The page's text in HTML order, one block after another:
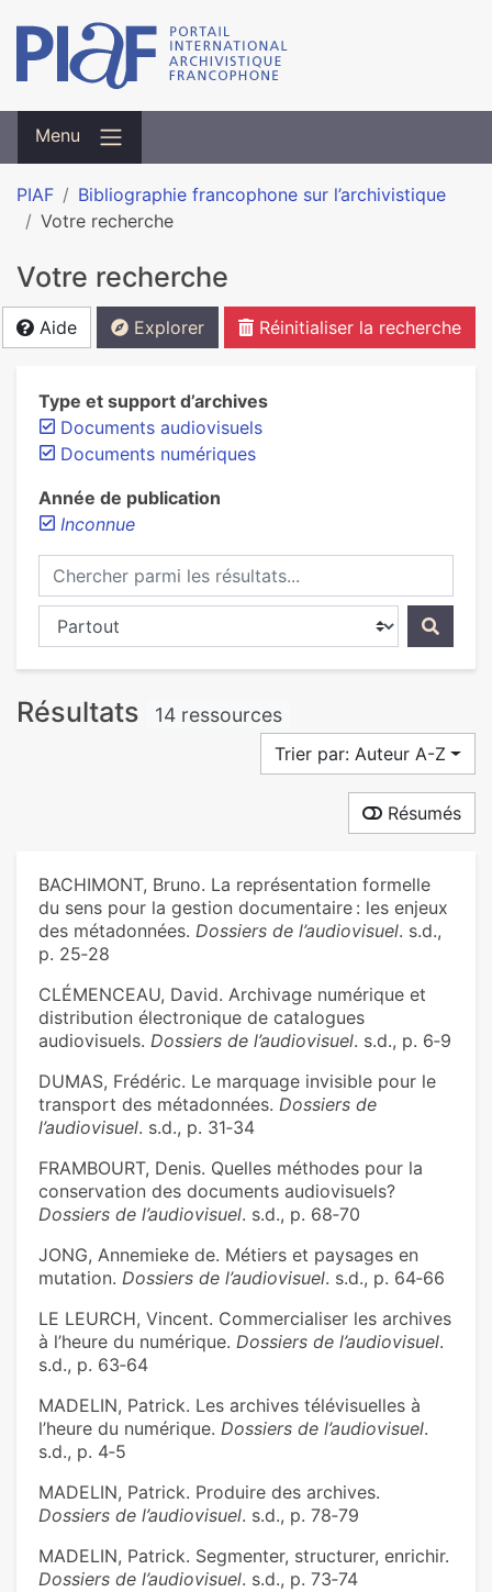
Menu
PIAF
Bibliographie francophone sur l’archivistique
Votre recherche
Votre recherche
Aide Explorer Réinitialiser la recherche
Type et support d’archives
Documents audiovisuels
Documents numériques
Année de publication
Inconnue
Chercher parmi les résultats...
Chercher dans...
Résultats 14 ressources
Trier par: Auteur A-Z
Résumés
BACHIMONT, Bruno. La représentation formelle
du sens pour la gestion documentaire : les enjeux
des métadonnées. Dossiers de l’audiovisuel. s.d.,
p. 25‑28
CLÉMENCEAU, David. Archivage numérique et
distribution électronique de catalogues
audiovisuels. Dossiers de l’audiovisuel. s.d., p. 6‑9
DUMAS, Frédéric. Le marquage invisible pour le
transport des métadonnées. Dossiers de
l’audiovisuel. s.d., p. 31‑34
FRAMBOURT, Denis. Quelles méthodes pour la
conservation des documents audiovisuels?
Dossiers de l’audiovisuel. s.d., p. 68‑70
JONG, Annemieke de. Métiers et paysages en
mutation. Dossiers de l’audiovisuel. s.d., p. 64‑66
LE LEURCH, Vincent. Commercialiser les archives
à l’heure du numérique. Dossiers de l’audiovisuel.
s.d., p. 63‑64
MADELIN, Patrick. Les archives télévisuelles à
l’heure du numérique. Dossiers de l’audiovisuel.
s.d., p. 4‑5
MADELIN, Patrick. Produire des archives.
Dossiers de l’audiovisuel. s.d., p. 78‑79
MADELIN, Patrick. Segmenter, structurer, enrichir.
Dossiers de l’audiovisuel. s.d., p. 73‑74